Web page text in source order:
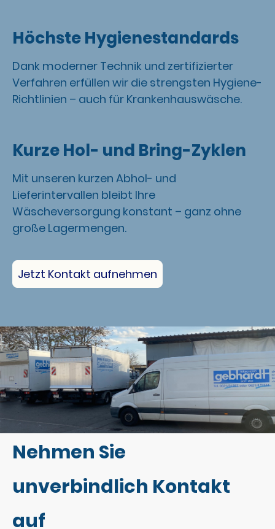
Höchste Hygienestandards
Dank moderner Technik und zertifizierter
Verfahren erfüllen wir die strengsten Hygiene-
Richtlinien – auch für Krankenhauswäsche.
Kurze Hol- und Bring-Zyklen
Mit unseren kurzen Abhol- und
Lieferintervallen bleibt Ihre
Wäscheversorgung konstant – ganz ohne
große Lagermengen.
Jetzt Kontakt aufnehmen
.
Nehmen Sie
unverbindlich Kontakt
auf